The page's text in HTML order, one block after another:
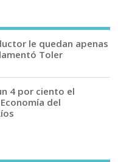
le quedan apenas
Toler
4 por ciento el
del